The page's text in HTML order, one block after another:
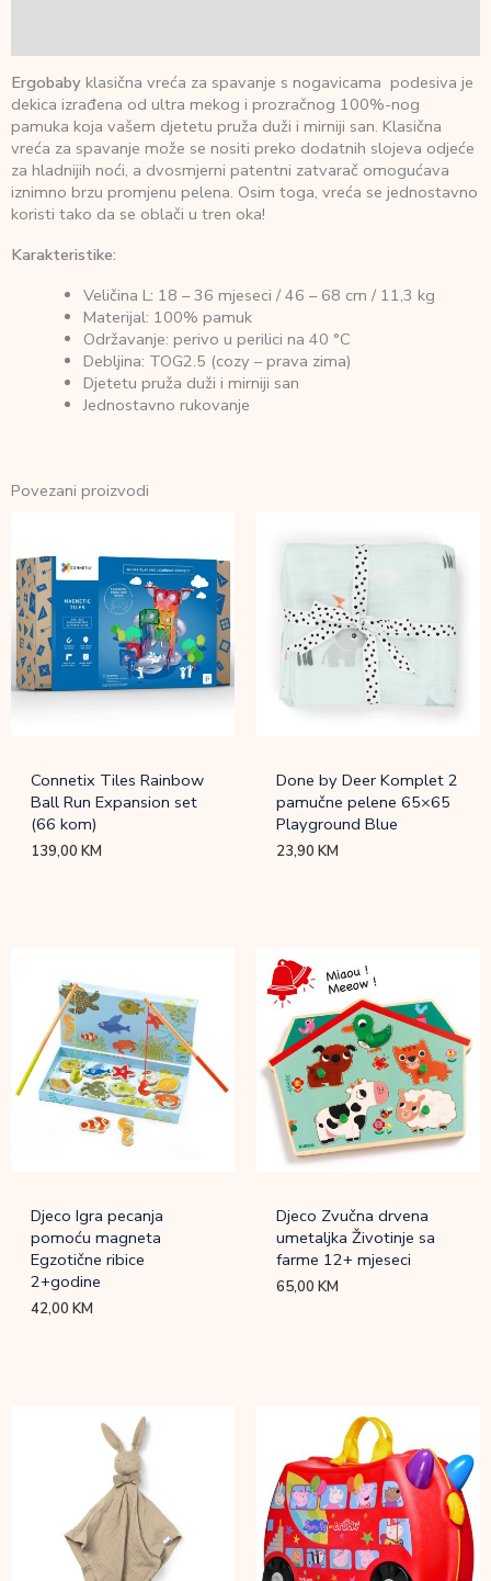
Ergobaby klasična vreća za spavanje s nogavicama podesiva je
dekica izrađena od ultra mekog i prozračnog 100%-nog
pamuka koja vašem djetetu pruža duži i mirniji san. Klasična
vreća za spavanje može se nositi preko dodatnih slojeva odjeće
za hladnijih noći, a dvosmjerni patentni zatvarač omogućava
iznimno brzu promjenu pelena. Osim toga, vreća se jednostavno
koristi tako da se oblači u tren oka!
Karakteristike:
Veličina L: 18 – 36 mjeseci / 46 – 68 cm / 11,3 kg
Materijal: 100% pamuk
Održavanje: perivo u perilici na 40 °C
Debljina: TOG2.5 (cozy – prava zima)
Djetetu pruža duži i mirniji san
Jednostavno rukovanje
Povezani proizvodi
Connetix Tiles Rainbow
Ball Run Expansion set
(66 kom)
139,00KM
Done by Deer Komplet 2
pamučne pelene 65×65
Playground Blue
23,90KM
Djeco Igra pecanja
pomoću magneta
Egzotične ribice
2+godine
42,00KM
Djeco Zvučna drvena
umetaljka Životinje sa
farme 12+ mjeseci
65,00KM